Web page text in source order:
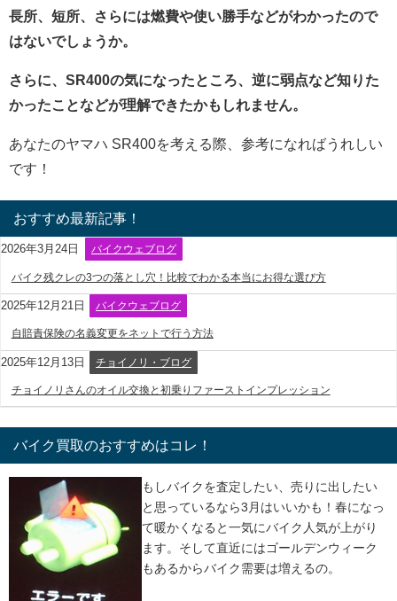
長所、短所、さらには燃費や使い勝手などがわかったので
はないでしょうか。
さらに、SR400の気になったところ、逆に弱点など知りた
かったことなどが理解できたかもしれません。
あなたのヤマハ SR400を考える際、参考になればうれしい
です！
おすすめ最新記事！
2026年3月24日 バイクウェブログ
バイク残クレの3つの落とし穴！比較でわかる本当にお得な選び方
2025年12月21日 バイクウェブログ
自賠責保険の名義変更をネットで行う方法
2025年12月13日 チョイノリ・ブログ
チョイノリさんのオイル交換と初乗りファーストインプレッション
バイク買取のおすすめはコレ！
もしバイクを査定したい、売りに出したい
と思っているなら3月はいいかも！春になっ
て暖かくなると一気にバイク人気が上がり
ます。そして直近にはゴールデンウィーク
もあるからバイク需要は増えるの。